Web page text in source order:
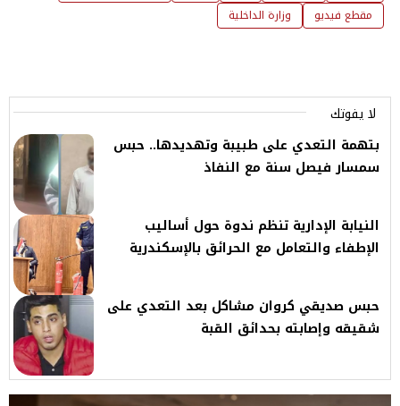
مقطع فيديو
وزارة الداخلية
لا يفوتك
بتهمة التعدي على طبيبة وتهديدها.. حبس
سمسار فيصل سنة مع النفاذ
النيابة الإدارية تنظم ندوة حول أساليب
الإطفاء والتعامل مع الحرائق بالإسكندرية
حبس صديقي كروان مشاكل بعد التعدي على
شقيقه وإصابته بحدائق القبة